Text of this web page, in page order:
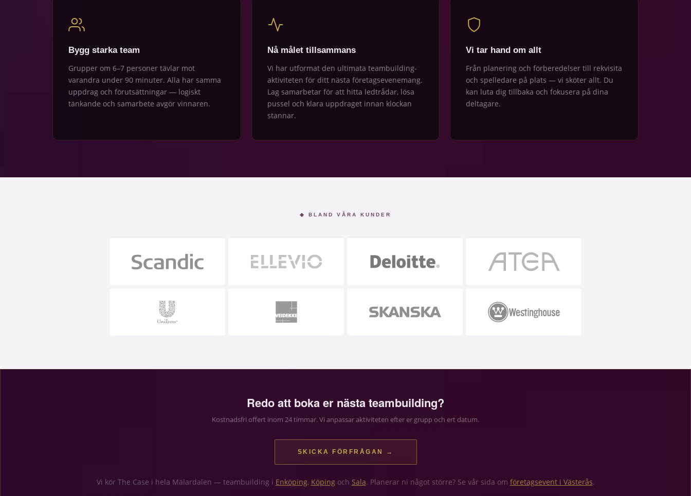
Bygg starka team
Grupper om 6–7 personer tävlar mot
varandra under 90 minuter. Alla har samma
uppdrag och förutsättningar — logiskt
tänkande och samarbete avgör vinnaren.
Nå målet tillsammans
Vi har utformat den ultimata teambuilding-
aktiviteten för ditt nästa företagsevenemang.
Lag samarbetar för att hitta ledtrådar, lösa
pussel och klara uppdraget innan klockan
stannar.
Vi tar hand om allt
Från planering och förberedelser till rekvisita
och spelledare på plats — vi sköter allt. Du
kan luta dig tillbaka och fokusera på dina
deltagare.
◆ BLAND VÅRA KUNDER
Redo att boka er nästa teambuilding?
Kostnadsfri offert inom 24 timmar. Vi anpassar aktiviteten efter er grupp och ert datum.
SKICKA FÖRFRÅGAN →
Vi kör The Case i hela Mälardalen — teambuilding i Enköping, Köpingoch Sala. Planerar ni något större? Se vår sida om företagsevent i Västerås.